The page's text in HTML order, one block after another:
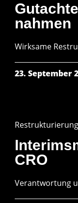
nahmen
Wirksame
23. September
Restrukturierung
CRO
Verant­wortung